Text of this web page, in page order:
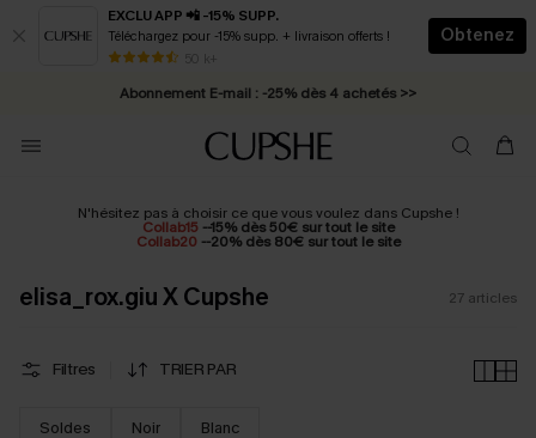
EXCLU APP 📲 -15% SUPP.
Téléchargez pour -15% supp. + livraison offerts !
50 k+
Obtenez
* Livraison éclair 2-3 jours ouvrés >>
Abonnement E-mail : -25% dès 4 achetés >>
N'hésitez pas à choisir ce que vous voulez dans Cupshe !
Collab15 --15% dès 50€ sur tout le site
Collab20 --20% dès 80€ sur tout le site
elisa_rox.giu X Cupshe 27 articles
Filtres TRIER PAR
Soldes Noir Blanc